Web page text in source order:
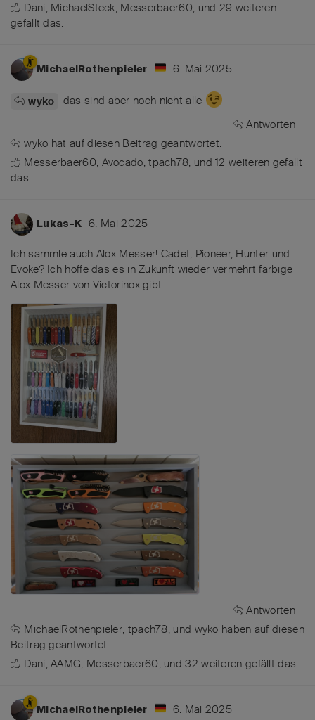
Dani, MichaelSteck, Messerbaer60, und 29 weiteren
gefällt das.
MichaelRothenpieler 6. Mai 2025
wyko
das sind aber noch nicht alle
Antworten
wyko hat auf diesen Beitrag geantwortet.
Messerbaer60, Avocado,tpach78, und12 weiteren gefällt
das.
Lukas-K 6. Mai 2025
Ich sammle auch Alox Messer! Cadet, Pioneer, Hunter und
Evoke? Ich hoffe das es in Zukunft wieder vermehrt farbige
Alox Messer von Victorinox gibt.
Antworten
MichaelRothenpieler, tpach78, und wyko haben auf diesen
Beitrag geantwortet.
Dani,AAMG, Messerbaer60, und32 weiteren gefällt das.
MichaelRothenpieler 6. Mai 2025